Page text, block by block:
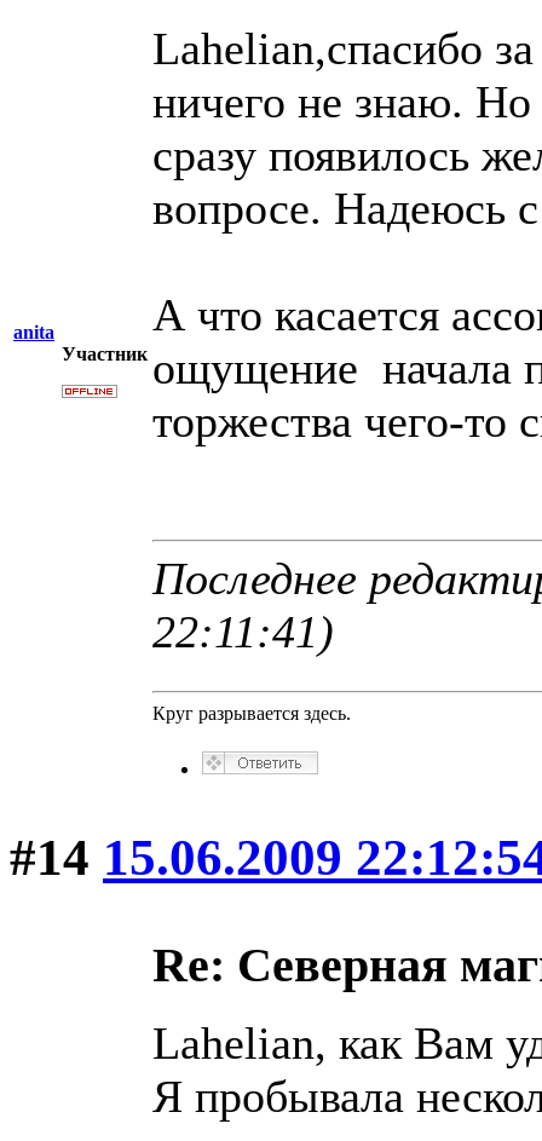
anita
Участник
Lahelian,спасибо
ничего не знаю. Но
сразу появилось
вопросе. Надеюсь
А что касается
ощущение начала
торжества чего-то
Последнее
22:11:41)
Круг разрывается здесь.
#14 15.06.2009
Re: Северная
Lahelian, как Вам
Я пробывала